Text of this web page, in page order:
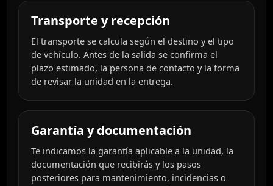
Transporte y recepción
El transporte se calcula según el destino y el tipo
de vehículo. Antes de la salida se confirma el
plazo estimado, la persona de contacto y la forma
de revisar la unidad en la entrega.
Garantía y documentación
Te indicamos la garantía aplicable a la unidad, la
documentación que recibirás y los pasos
posteriores para mantenimiento, incidencias o